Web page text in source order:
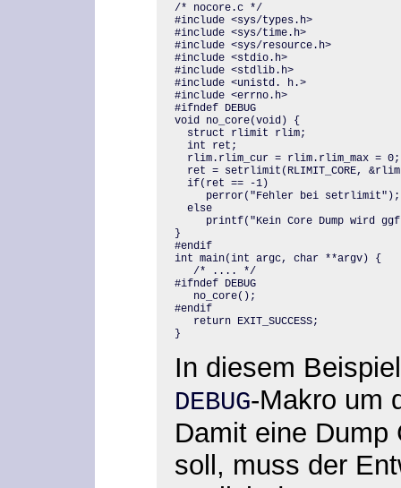
/* nocore.c */
#include <sys/types.h>
#include <sys/time.h>
#include <sys/resource.h>
#include <stdio.h>
#include <stdlib.h>
#include <unistd. h.>
#include <errno.h>
#ifndef DEBUG
void no_core(void) {
struct rlimit rlim;
int ret;
rlim.rlim_cur = rlim.rlim_max =
ret = setrlimit(RLIMIT_CORE,
if(ret == -1)
perror("Fehler bei setrlimit");
else
printf("Kein Core Dump wird
}
#endif
int main(int argc, char **argv) {
/* .... */
#ifndef DEBUG
no_core();
#endif
return EXIT_SUCCESS;
}
In diesem
DEBUG-Makro um
Damit eine Dump
soll, muss der